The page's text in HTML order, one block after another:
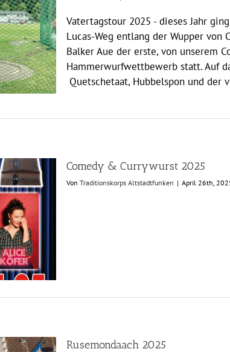
Vatertagstour 2025 - dieses Jahr
Lucas-Weg entlang der Wupper
Balker Aue der erste, von unserem
Hammerwurfwettbewerb statt. Auf
Quetschetaat, Hubbelspon und der
Comedy & Currywurst 2025
Von Traditionskorps Altstadtfunken | April 26th,
Rusemondaach 2025